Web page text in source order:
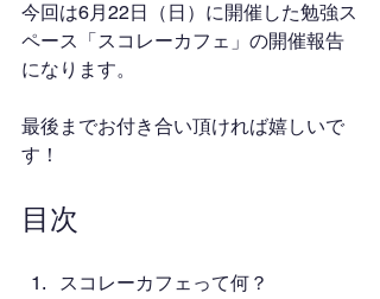
今回は6月22日（日）に開催した勉強ス
ペース「スコレーカフェ」の開催報告
になります。
最後までお付き合い頂ければ嬉しいで
す！
目次
スコレーカフェって何？